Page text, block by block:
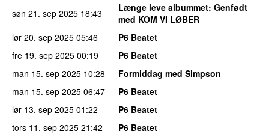
søn 21. sep 2025 18:43 Længe leve albummet: Genfødt
med KOM VI LØBER
lør 20. sep 2025 05:46
P6 Beatet
fre 19. sep 2025 00:19
P6 Beatet
man 15. sep 2025 10:28
Formiddag med Simpson
man 15. sep 2025 06:47
P6 Beatet
lør 13. sep 2025 01:22
P6 Beatet
tors 11. sep 2025 21:42
P6 Beatet